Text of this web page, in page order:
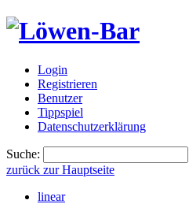
Login
Registrieren
Benutzer
Tippspiel
Datenschutzerklärung
Suche:
zurück zur Hauptseite
linear